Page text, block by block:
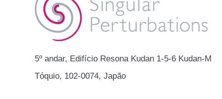
​​5º andar, Edifício Resona Kudan 1-5-6 Kudan-
Tóquio, 102-0074, Japão